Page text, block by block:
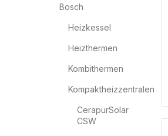
Bosch
Heizkessel
Heizthermen
Kombithermen
Kompaktheizzentralen
CerapurSolar
CSW